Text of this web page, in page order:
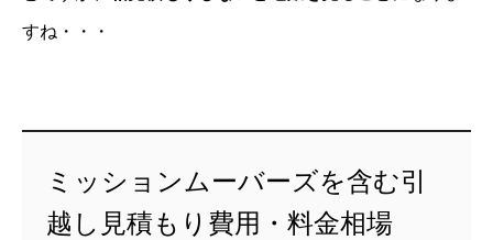
すね・・・
ミッションムーバーズを含む引
越し見積もり費用・料金相場